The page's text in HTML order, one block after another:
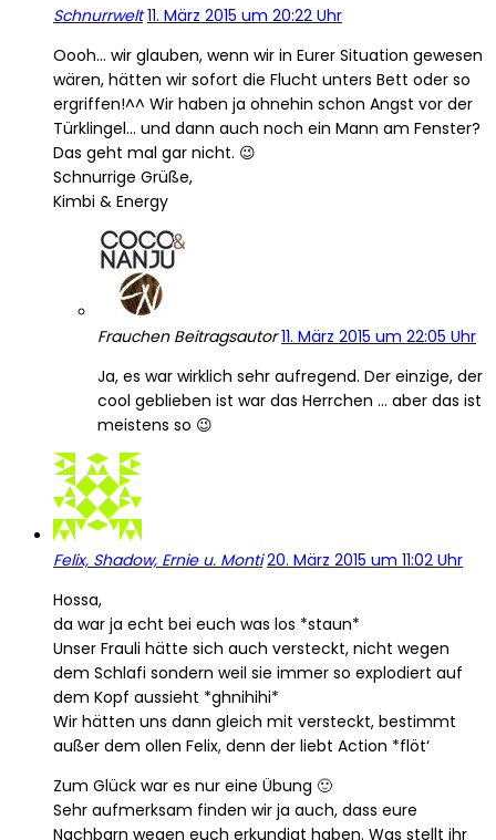
Schnurrwelt 11. März 2015 um 20:22 Uhr
Oooh… wir glauben, wenn wir in Eurer Situation gewesen
wären, hätten wir sofort die Flucht unters Bett oder so
ergriffen!^^ Wir haben ja ohnehin schon Angst vor der
Türklingel… und dann auch noch ein Mann am Fenster?
Das geht mal gar nicht. 😉
Schnurrige Grüße,
Kimbi & Energy
Frauchen Beitragsautor 11. März 2015 um 22:05 Uhr
Ja, es war wirklich sehr aufregend. Der einzige, der
cool geblieben ist war das Herrchen … aber das ist
meistens so 😉
Felix, Shadow, Ernie u. Monti 20. März 2015 um 11:02 Uhr
Hossa,
da war ja echt bei euch was los *staun*
Unser Frauli hätte sich auch versteckt, nicht wegen
dem Schlafi sondern weil sie immer so explodiert auf
dem Kopf aussieht *ghnihihi*
Wir hätten uns dann gleich mit versteckt, bestimmt
außer dem ollen Felix, denn der liebt Action *flöt‘
Zum Glück war es nur eine Übung 🙂
Sehr aufmerksam finden wir ja auch, dass eure
Nachbarn wegen euch erkundigt haben. Was stellt ihr